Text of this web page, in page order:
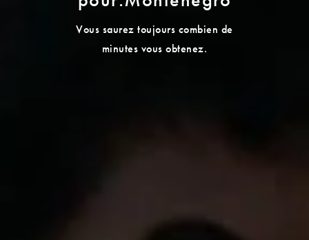
Vous saurez toujours combien de
minutes vous obtenez.